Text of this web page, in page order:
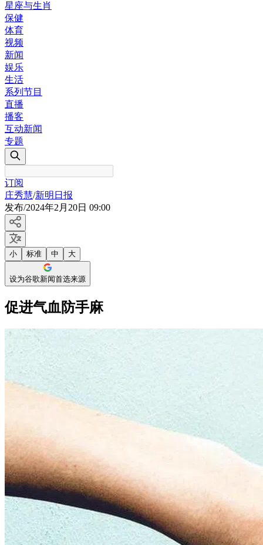
星座与生肖
保健
体育
视频
新闻
娱乐
生活
系列节目
直播
播客
互动新闻
专题
订阅
庄秀慧/新明日报
发布/2024年2月20日 09:00
小 标准 中 大
设为谷歌新闻首选来源
促进气血防手麻